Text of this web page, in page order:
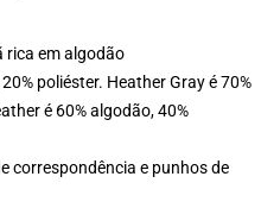
rica em algodão
poliéster. Heather Gray é 70%
é 60% algodão, 40%
correspondência e punhos de